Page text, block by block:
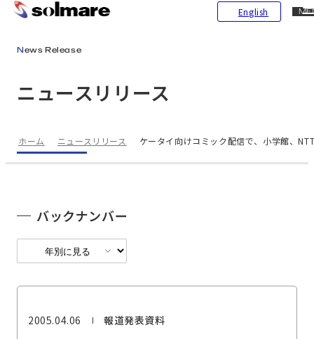
English
ニュースリリース
News Release
ホーム ニュースリリース ケータイ向けコミック配信で、小学館、
2005.04.06 報道発表資料
バックナンバー